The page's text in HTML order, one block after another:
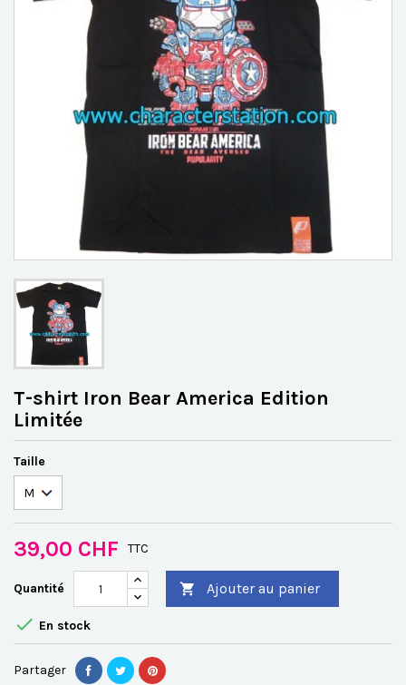
T-shirt Iron Bear America Edition
Limitée
Taille
39,00 CHF TTC
Quantité  Ajouter au panier
 En stock
Partager